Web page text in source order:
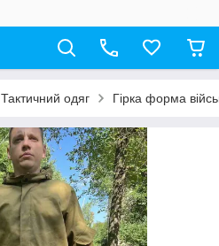
Тактичний одяг Гірка форма